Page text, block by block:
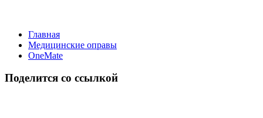
Главная
Медицинские оправы
OneMate
Поделится со ссылкой